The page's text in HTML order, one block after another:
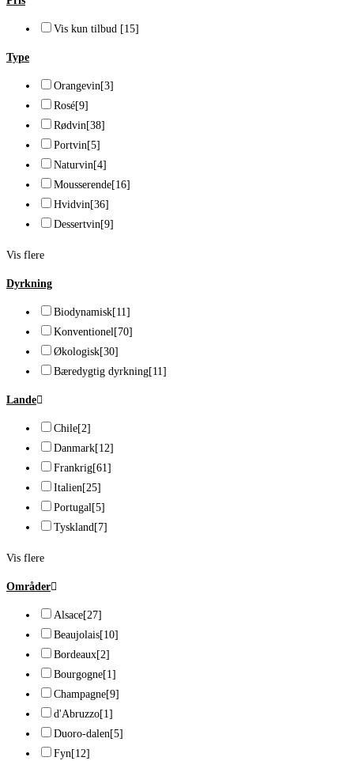
Vis kun tilbud [15]
Type
Orangevin[3]
Rosé[9]
Rødvin[38]
Portvin[5]
Naturvin[4]
Mousserende[16]
Hvidvin[36]
Dessertvin[9]
Vis flere
Dyrkning
Biodynamisk[11]
Konventionel[70]
Økologisk[30]
Bæredygtig dyrkning[11]
Lande
Chile[2]
Danmark[12]
Frankrig[61]
Italien[25]
Portugal[5]
Tyskland[7]
Vis flere
Områder
Alsace[27]
Beaujolais[10]
Bordeaux[2]
Bourgogne[1]
Champagne[9]
d'Abruzzo[1]
Duoro-dalen[5]
Fyn[12]